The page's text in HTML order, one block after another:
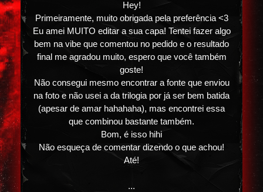
Hey!
Primeiramente, muito obrigada pela preferência <3
Eu amei MUITO editar a sua capa! Tentei fazer algo
bem na vibe que comentou no pedido e o resultado
final me agradou muito, espero que você também
goste!
Não consegui mesmo encontrar a fonte que enviou
na foto e não usei a da trilogia por já ser bem batida
(apesar de amar hahahaha), mas encontrei essa
que combinou bastante também.
Bom, é isso hihi
Não esqueça de comentar dizendo o que achou!
Até!
...